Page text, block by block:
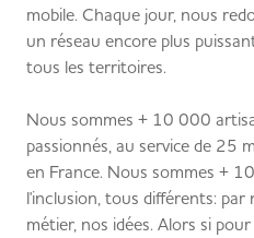
mobile. Chaque jour, nous
un réseau encore plus
tous les territoires.
Nous sommes + 10 000
passionnés, au service de 25
en France. Nous sommes +
l'inclusion, tous différents:
métier, nos idées. Alors si